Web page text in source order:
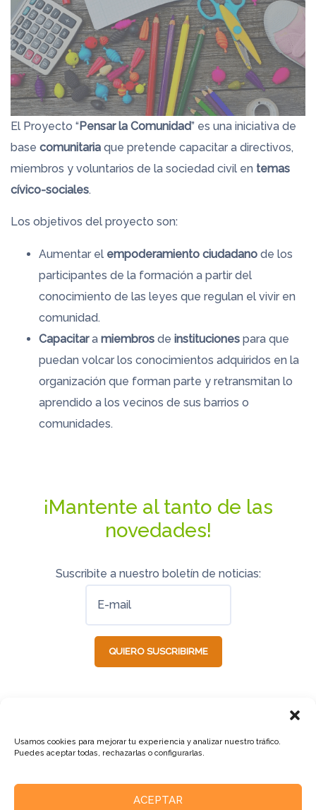
Usamos cookies para mejorar tu experiencia y analizar nuestro tráfico.
Puedes aceptar todas, rechazarlas o configurarlas.
ACEPTAR
El Proyecto “Pensar la Comunidad” es una iniciativa de
base comunitaria que pretende capacitar a directivos,
miembros y voluntarios de la sociedad civil en temas
cívico-sociales.
Los objetivos del proyecto son:
Aumentar el empoderamiento ciudadano de los
participantes de la formación a partir del
conocimiento de las leyes que regulan el vivir en
comunidad.
Capacitara miembros de instituciones para que
puedan volcar los conocimientos adquiridos en la
organización que forman parte y retransmitan lo
aprendido a los vecinos de sus barrios o
comunidades.
¡Mantente al tanto de las
novedades!
Suscribite a nuestro boletín de noticias: